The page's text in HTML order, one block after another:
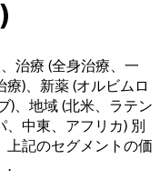
治療 (全身治療、一
)、新薬 (オルビムロ
)、地域 (北米、ラテン
中東、アフリカ) 別
上記のセグメントの価
.